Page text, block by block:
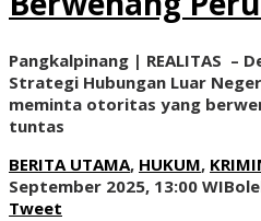
Pangkalpinang | REALITAS –
Strategi Hubungan Luar
meminta otoritas yang
tuntas
BERITA UTAMA, HUKUM,
September 2025, 13:00 WIB
Tweet